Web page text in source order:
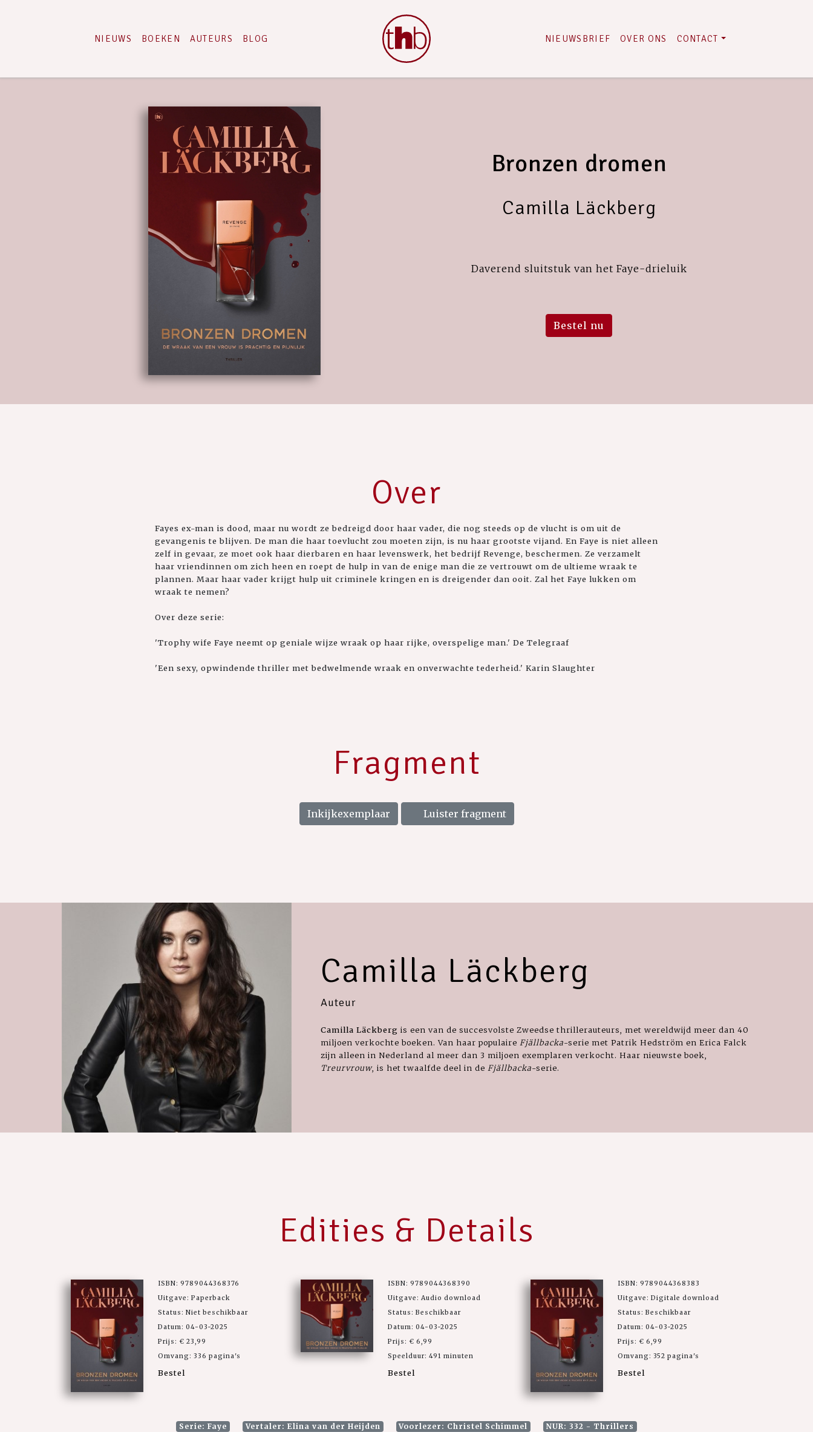
NIEUWS BOEKEN AUTEURS BLOG NIEUWSBRIEF OVER ONS CONTACT
Bronzen dromen
Camilla Läckberg
Daverend sluitstuk van het Faye-drieluik
Bestel nu
Over
Fayes ex-man is dood, maar nu wordt ze bedreigd door haar vader, die nog steeds op de vlucht is om uit de
gevangenis te blijven. De man die haar toevlucht zou moeten zijn, is nu haar grootste vijand. En Faye is niet alleen
zelf in gevaar, ze moet ook haar dierbaren en haar levenswerk, het bedrijf Revenge, beschermen. Ze verzamelt
haar vriendinnen om zich heen en roept de hulp in van de enige man die ze vertrouwt om de ultieme wraak te
plannen. Maar haar vader krijgt hulp uit criminele kringen en is dreigender dan ooit. Zal het Faye lukken om
wraak te nemen?
Over deze serie:
'Trophy wife Faye neemt op geniale wijze wraak op haar rijke, overspelige man.' De Telegraaf
'Een sexy, opwindende thriller met bedwelmende wraak en onverwachte tederheid.' Karin Slaughter
Fragment
Inkijkexemplaar Luister fragment
Camilla Läckberg
Auteur
Camilla Läckberg is een van de succesvolste Zweedse thrillerauteurs, met wereldwijd meer dan 40
miljoen verkochte boeken. Van haar populaire Fjällbacka-serie met Patrik Hedström en Erica Falck
zijn alleen in Nederland al meer dan 3 miljoen exemplaren verkocht. Haar nieuwste boek,
Treurvrouw, is het twaalfde deel in de Fjällbacka-serie.
Edities & Details
ISBN: 9789044368376
Uitgave: Paperback
Status: Niet beschikbaar
Datum: 04-03-2025
Prijs: € 23,99
Omvang: 336 pagina's
Bestel
ISBN: 9789044368390
Uitgave: Audio download
Status: Beschikbaar
Datum: 04-03-2025
Prijs: € 6,99
Speelduur: 491 minuten
Bestel
ISBN: 9789044368383
Uitgave: Digitale download
Status: Beschikbaar
Datum: 04-03-2025
Prijs: € 6,99
Omvang: 352 pagina's
Bestel
Serie: Faye Vertaler: Elina van der Heijden Voorlezer: Christel Schimmel NUR: 332 - Thrillers